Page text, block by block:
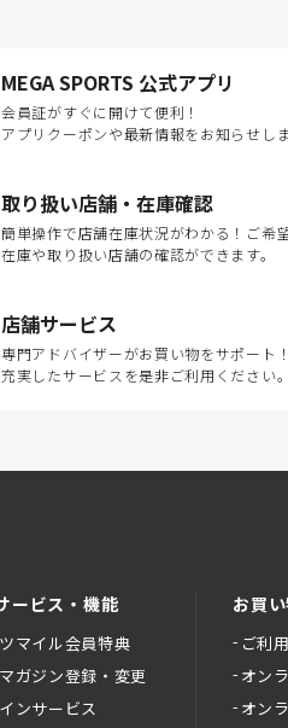
MEGA SPORTS 公式アプリ
会員証がすぐに開けて便利！
アプリクーポンや最新情報をお知らせしま
取り扱い店舗・在庫確認
簡単操作で店舗在庫状況がわかる！ご希
在庫や取り扱い店舗の確認ができます。
店舗サービス
専門アドバイザーがお買い物をサポート！
充実したサービスを是非ご利用ください。
ービス・機能
マイル会員特典
ガジン登録・変更
ンサービス
お買
ご利
オン
オン